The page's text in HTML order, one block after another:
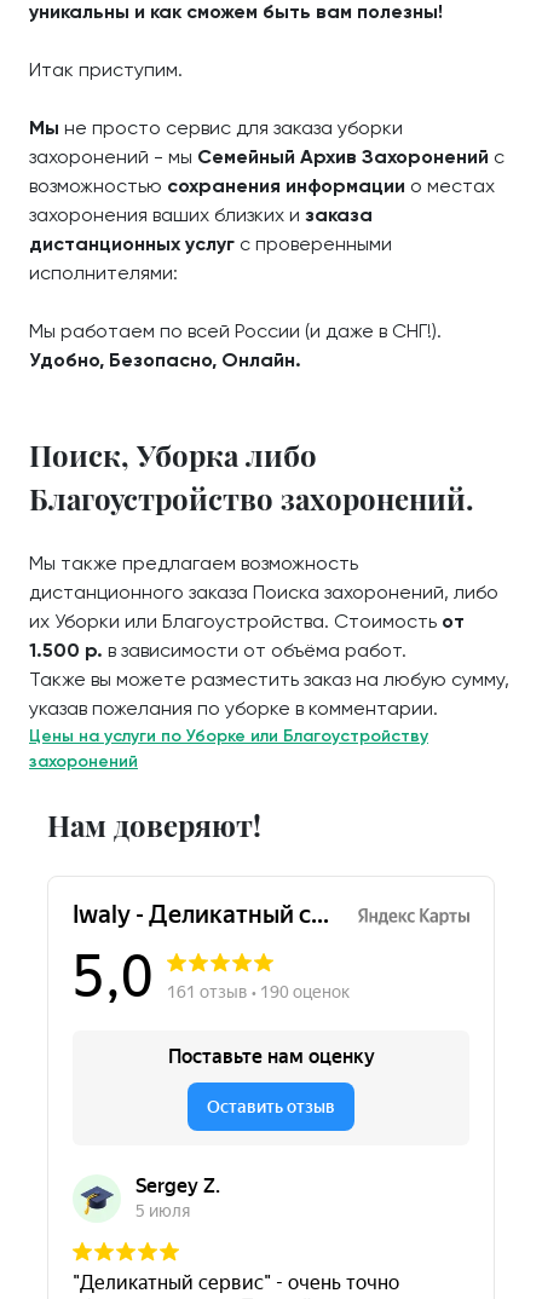
уникальны и как сможем быть вам полезны!
Итак приступим.
Мы не просто сервис для заказа уборки
захоронений - мы Семейный Архив Захоронений с
возможностью сохранения информации о местах
захоронения ваших близких и заказа
дистанционных услуг с проверенными
исполнителями:
Мы работаем по всей России (и даже в СНГ!).
Удобно, Безопасно, Онлайн.
Поиск, Уборка либо
Благоустройство захоронений.
Мы также предлагаем возможность
дистанционного заказа Поиска захоронений, либо
их Уборки или Благоустройства. Стоимость от
1.500 р. в зависимости от объёма работ.
Также вы можете разместить заказ на любую сумму,
указав пожелания по уборке в комментарии.
Цены на услуги по Уборке или Благоустройству
захоронений
Нам доверяют!